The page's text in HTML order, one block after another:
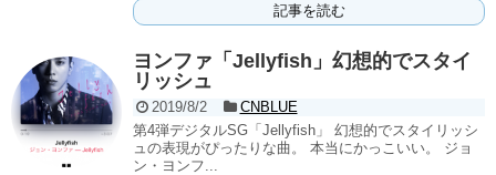
記事を読む
ヨンファ「Jellyfish」幻想的でスタイ
リッシュ
2019/8/2
CNBLUE
第4弾デジタルSG「Jellyfish」 幻想的でスタイリッシ
ュの表現がぴったりな曲。 本当にかっこいい。 ジョ
ン・ヨンフ...